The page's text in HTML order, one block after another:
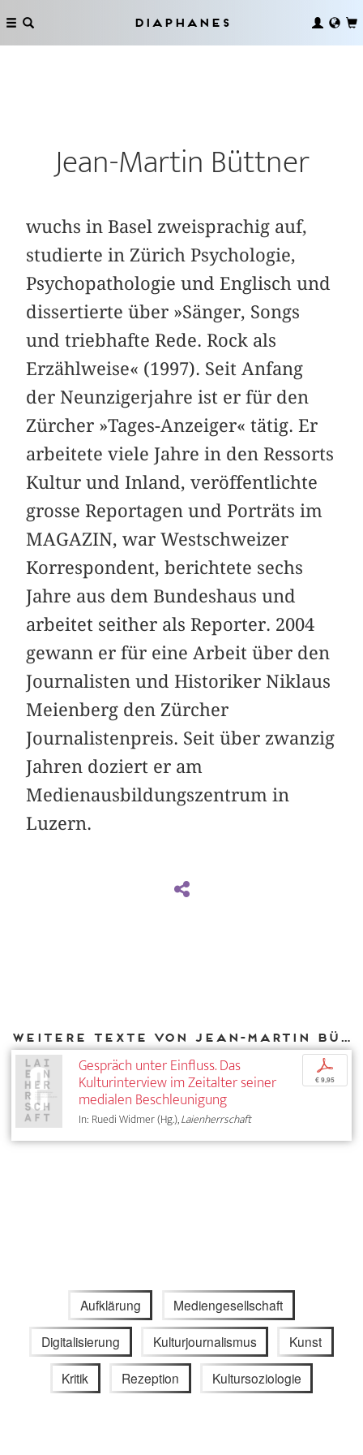
Diaphanes
Jean-Martin Büttner
wuchs in Basel zweisprachig auf,
studierte in Zürich Psychologie,
Psychopathologie und Englisch und
dissertierte über »Sänger, Songs
und triebhafte Rede. Rock als
Erzählweise« (1997). Seit Anfang
der Neunzigerjahre ist er für den
Zürcher »Tages-Anzeiger« tätig. Er
arbeitete viele Jahre in den Ressorts
Kultur und Inland, veröffentlichte
grosse Reportagen und Porträts im
MAGAZIN, war Westschweizer
Korrespondent, berichtete sechs
Jahre aus dem Bundeshaus und
arbeitet seither als Reporter. 2004
gewann er für eine Arbeit über den
Journalisten und Historiker Niklaus
Meienberg den Zürcher
Journalistenpreis. Seit über zwanzig
Jahren doziert er am
Medienausbildungszentrum in
Luzern.
Weitere Texte von Jean-Martin Büttner bei DIAPHANES
Gespräch unter Einfluss. Das
Kulturinterview im Zeitalter seiner
medialen Beschleunigung
In: Ruedi Widmer (Hg.),Laienherrschaft
p
€ 9,95
Aufklärung Mediengesellschaft
Digitalisierung Kulturjournalismus Kunst
Kritik Rezeption Kultursoziologie